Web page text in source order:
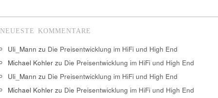
NEUESTE KOMMENTARE
Uli_Mann zu Die Preisentwicklung im HiFi und High End
Michael Kohler zu Die Preisentwicklung im HiFi und High End
Uli_Mann zu Die Preisentwicklung im HiFi und High End
Michael Kohler zu Die Preisentwicklung im HiFi und High End